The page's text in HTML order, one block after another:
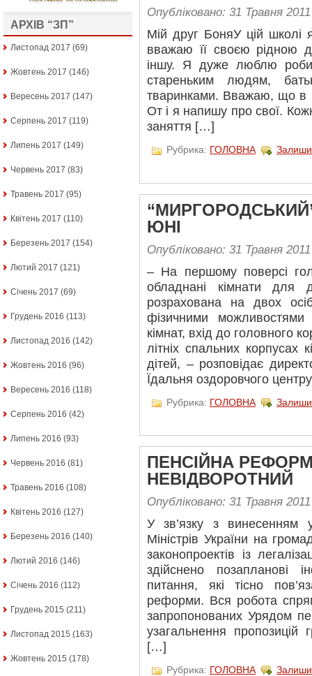
АРХІВ “ЗП”
Листопад 2017 (69)
Жовтень 2017 (146)
Вересень 2017 (147)
Серпень 2017 (119)
Липень 2017 (149)
Червень 2017 (83)
Травень 2017 (95)
Квітень 2017 (110)
Березень 2017 (154)
Лютий 2017 (121)
Січень 2017 (69)
Грудень 2016 (113)
Листопад 2016 (142)
Жовтень 2016 (96)
Вересень 2016 (118)
Серпень 2016 (42)
Липень 2016 (93)
Червень 2016 (81)
Травень 2016 (108)
Квітень 2016 (127)
Березень 2016 (140)
Лютий 2016 (146)
Січень 2016 (112)
Грудень 2015 (211)
Листопад 2015 (163)
Жовтень 2015 (178)
Опубліковано: 31 Травня 2011
Мій друг БоняУ цій школі
вважаю її своєю рідною
іншу. Я дуже люблю
стареньким людям,
тваринками. Вважаю, що в
От і я напишу про свої.
заняття […]
Рубрика: ГОЛОВНА
ЮНІ
Опубліковано: 31 Травня 2011
– На першому поверсі
обладнані кімнати для
розрахована на двох
фізичними
кімнат, вхід до головного
літніх спальних корпусах
дітей, – розповідає
Їдальня оздоровчого
Рубрика: ГОЛОВНА
ПЕНСІЙНА
НЕВІДВОРОТНИЙ
Опубліковано: 31 Травня 2011
У зв’язку з винесенням
Міністрів України на
законопроектів із
здійснено позапланові
питання, які тісно
реформи. Вся робота
запропонованих Урядом
узагальнення
[…]
Рубрика: ГОЛОВНА